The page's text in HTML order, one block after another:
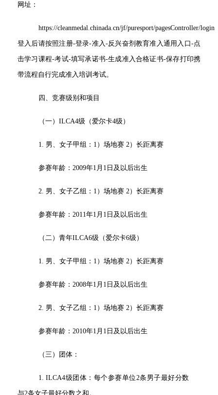
网址：
https://cleanmedal.chinada.cn/jf/puresport/pagesController/login
登入后请按照注册-登录-准入-反兴奋剂教育准入通用入口-点
击学习课程-考试-填写承诺书-生成准入合格证书-保存打印携
带流程自行完成准入培训考试。
四、竞赛级别和项目
（一）ILCA4级（爱尔卡4级）
1. 男、女子甲组：1）场地赛 2）长距离赛
参赛年龄：2009年1月1日及以后出生
2. 男、女子乙组：1）场地赛 2）长距离赛
参赛年龄：2011年1月1日及以后出生
（二）青年ILCA6级（爱尔卡6级）
1. 男、女子甲组：1）场地赛 2）长距离赛
参赛年龄：2008年1月1日及以后出生
2. 男、女子乙组：1）场地赛 2）长距离赛
参赛年龄：2010年1月1日及以后出生
（三）团体：
1. ILCA4级团体：每个参赛单位2条男子最好分数
与2条女子最好分数之和。